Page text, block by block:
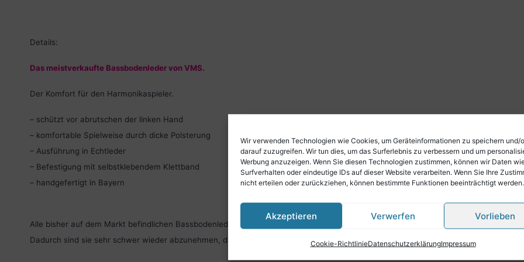
Wir verwenden Technologien wie Cookies, um Geräteinformationen zu speichern und/
darauf zuzugreifen. Wir tun dies, um das Surferlebnis zu verbessern und um
Werbung anzuzeigen. Wenn Sie diesen Technologien zustimmen, können wir Daten
Surfverhalten oder eindeutige IDs auf dieser Website verarbeiten. Wenn Sie Ihre
nicht erteilen oder zurückziehen, können bestimmte Funktionen beeinträchtigt werden.
Akzeptieren Verwerfen Vorlieben
Cookie-RichtlinieDatenschutzerklärungImpressum
Details:
Das meistverkaufte Bassbodenleder von VMS.
Der Komfort für den Harmonikaspieler.
– schützt vor abrutschen der linken Hand
– komfortable Spielweise durch dicke Polsterung
– Ausführung in Echtleder
– Befestigung mit selbstklebendem Klettband
– handgefertigt in Bayern
Alle bisher auf dem Markt befindlichen Bassbodenleder werden mit doppelseitigem Klebeband befestigt.
Dadurch sind sie sehr schwer wieder abzunehmen, da Reste des Klebebands am Bassboden der Harmonika haften.